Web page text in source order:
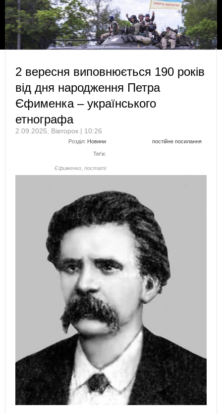
2 вересня виповнюється 190 років
від дня народження Петра
Єфименка – українського
етнографа
2.09.2025, Вівторок | 10:26
Розділ: Новини постійне посилання
Теґи:
Єфименко постаті